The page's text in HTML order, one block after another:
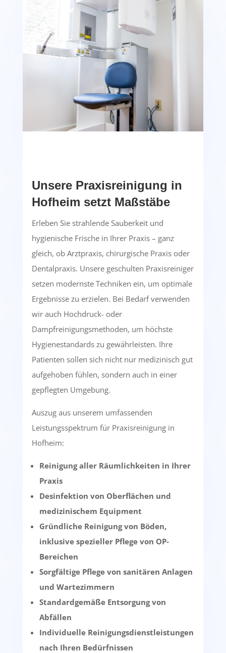
Unsere Praxisreinigung in
Hofheim setzt Maßstäbe
Erleben Sie strahlende Sauberkeit und
hygienische Frische in Ihrer Praxis – ganz
gleich, ob Arztpraxis, chirurgische Praxis oder
Dentalpraxis. Unsere geschulten Praxisreiniger
setzen modernste Techniken ein, um optimale
Ergebnisse zu erzielen. Bei Bedarf verwenden
wir auch Hochdruck- oder
Dampfreinigungsmethoden, um höchste
Hygienestandards zu gewährleisten. Ihre
Patienten sollen sich nicht nur medizinisch gut
aufgehoben fühlen, sondern auch in einer
gepflegten Umgebung.
Auszug aus unserem umfassenden
Leistungsspektrum für Praxisreinigung in
Hofheim:
Reinigung aller Räumlichkeiten in Ihrer
Praxis
Desinfektion von Oberflächen und
medizinischem Equipment
Gründliche Reinigung von Böden,
inklusive spezieller Pflege von OP-
Bereichen
Sorgfältige Pflege von sanitären Anlagen
und Wartezimmern
Standardgemäße Entsorgung von
Abfällen
Individuelle Reinigungsdienstleistungen
nach Ihren Bedürfnissen